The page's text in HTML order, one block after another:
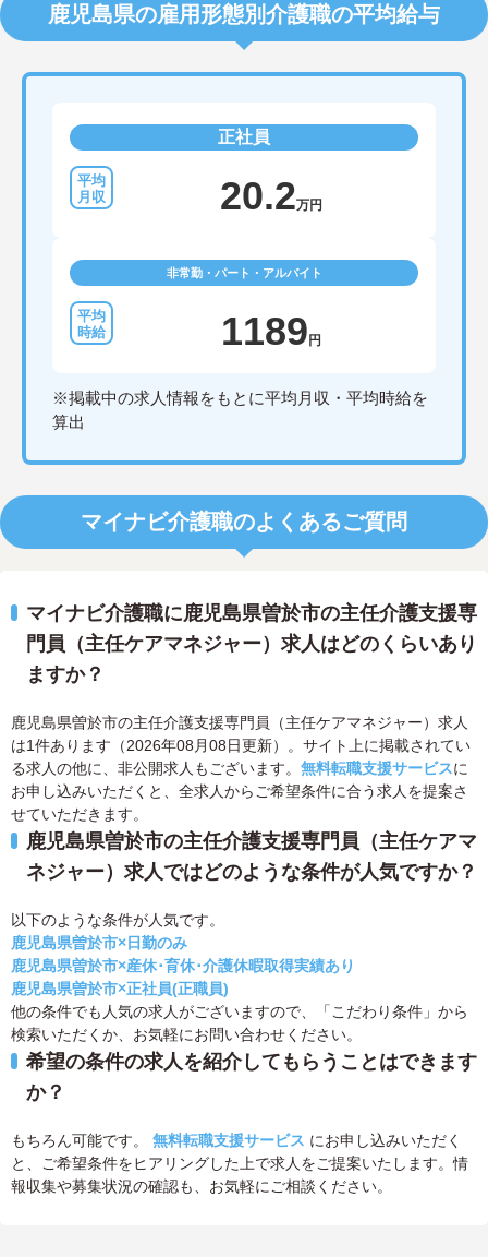
鹿児島県の雇用形態別介護職の平均給与
正社員
20.2万円
非常勤・パート・アルバイト
1189 円
※掲載中の求人情報をもとに平均月収・平均時給を
算出
マイナビ介護職のよくあるご質問
マイナビ介護職に鹿児島県曽於市の主任介護支援専
門員（主任ケアマネジャー）求人はどのくらいあり
ますか？
鹿児島県曽於市の主任介護支援専門員（主任ケアマネジャー）求人
は1件あります（2026年08月08日更新）。サイト上に掲載されてい
る求人の他に、非公開求人もございます。 無料転職支援サービスに
お申し込みいただくと、全求人からご希望条件に合う求人を提案さ
せていただきます。
鹿児島県曽於市の主任介護支援専門員（主任ケアマ
ネジャー）求人ではどのような条件が人気ですか？
以下のような条件が人気です。
鹿児島県曽於市×日勤のみ
鹿児島県曽於市×産休･育休･介護休暇取得実績あり
鹿児島県曽於市×正社員(正職員)
他の条件でも人気の求人がございますので、「こだわり条件」から
検索いただくか、お気軽にお問い合わせください。
希望の条件の求人を紹介してもらうことはできます
か？
もちろん可能です。 無料転職支援サービス にお申し込みいただく
と、ご希望条件をヒアリングした上で求人をご提案いたします。情
報収集や募集状況の確認も、お気軽にご相談ください。